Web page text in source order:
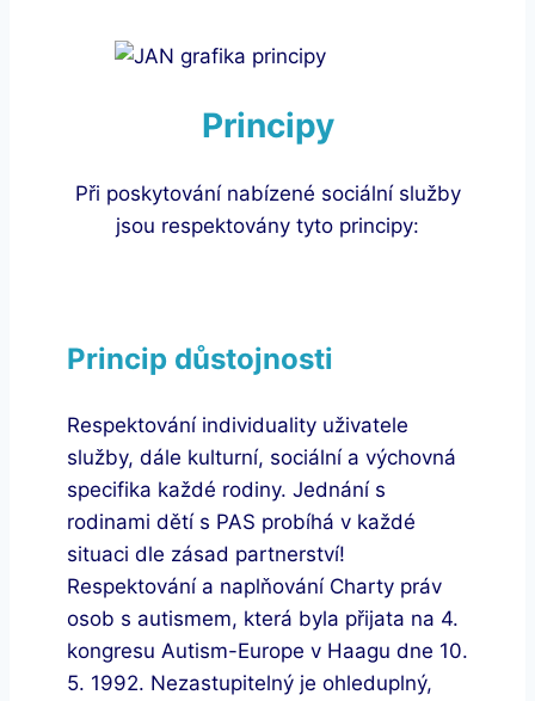
Principy
Při poskytování nabízené sociální služby
jsou respektovány tyto principy:
Princip důstojnosti
Respektování individuality uživatele
služby, dále kulturní, sociální a výchovná
specifika každé rodiny. Jednání s
rodinami dětí s PAS probíhá v každé
situaci dle zásad partnerství!
Respektování a naplňování Charty práv
osob s autismem, která byla přijata na 4.
kongresu Autism-Europe v Haagu dne 10.
5. 1992. Nezastupitelný je ohleduplný,